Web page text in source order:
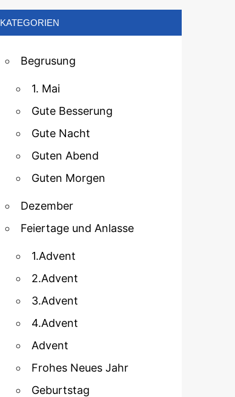
KATEGORIEN
Begrusung
1. Mai
Gute Besserung
Gute Nacht
Guten Abend
Guten Morgen
Dezember
Feiertage und Anlasse
1.Advent
2.Advent
3.Advent
4.Advent
Advent
Frohes Neues Jahr
Geburtstag